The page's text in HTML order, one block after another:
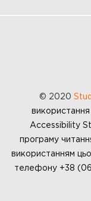
© 2020
використання
Accessibility
програму
використанням
телефону +38